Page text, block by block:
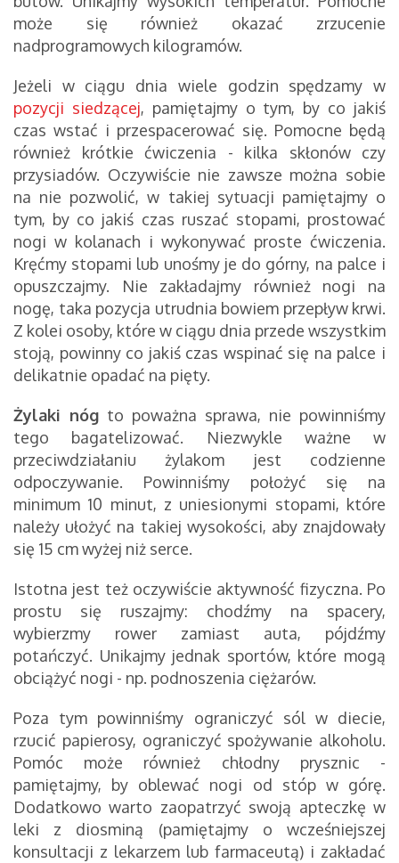
może się również okazać zrzucenie
nadprogramowych kilogramów.
Jeżeli w ciągu dnia wiele godzin spędzamy w
pozycji siedzącej, pamiętajmy o tym, by co jakiś
czas wstać i przespacerować się. Pomocne będą
również krótkie ćwiczenia - kilka skłonów czy
przysiadów. Oczywiście nie zawsze można sobie
na nie pozwolić, w takiej sytuacji pamiętajmy o
tym, by co jakiś czas ruszać stopami, prostować
nogi w kolanach i wykonywać proste ćwiczenia.
Kręćmy stopami lub unośmy je do górny, na palce i
opuszczajmy. Nie zakładajmy również nogi na
nogę, taka pozycja utrudnia bowiem przepływ krwi.
Z kolei osoby, które w ciągu dnia przede wszystkim
stoją, powinny co jakiś czas wspinać się na palce i
delikatnie opadać na pięty.
Żylaki nóg to poważna sprawa, nie powinniśmy
tego bagatelizować. Niezwykle ważne w
przeciwdziałaniu żylakom jest codzienne
odpoczywanie. Powinniśmy położyć się na
minimum 10 minut, z uniesionymi stopami, które
należy ułożyć na takiej wysokości, aby znajdowały
się 15 cm wyżej niż serce.
Istotna jest też oczywiście aktywność fizyczna. Po
prostu się ruszajmy: chodźmy na spacery,
wybierzmy rower zamiast auta, pójdźmy
potańczyć. Unikajmy jednak sportów, które mogą
obciążyć nogi - np. podnoszenia ciężarów.
Poza tym powinniśmy ograniczyć sól w diecie,
rzucić papierosy, ograniczyć spożywanie alkoholu.
Pomóc może również chłodny prysznic -
pamiętajmy, by oblewać nogi od stóp w górę.
Dodatkowo warto zaopatrzyć swoją apteczkę w
leki z diosminą (pamiętajmy o wcześniejszej
konsultacji z lekarzem lub farmaceutą) i zakładać